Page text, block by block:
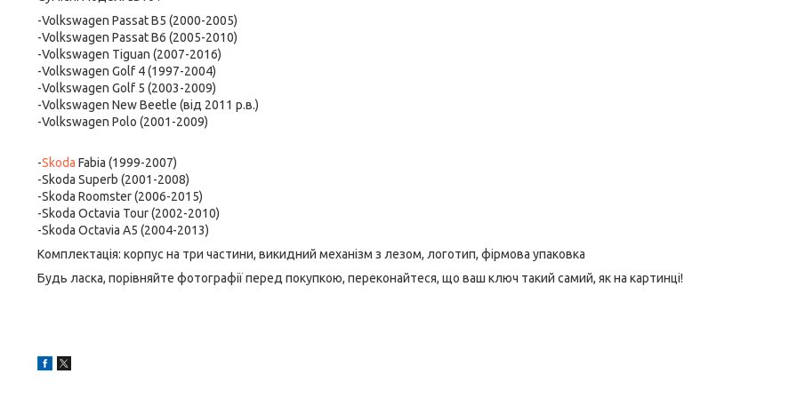
-Volkswagen Passat B5 (2000-2005)
-Volkswagen Passat B6 (2005-2010)
-Volkswagen Tiguan (2007-2016)
-Volkswagen Golf 4 (1997-2004)
-Volkswagen Golf 5 (2003-2009)
-Volkswagen New Beetle (від 2011 р.в.)
-Volkswagen Polo (2001-2009)
-Skoda Fabia (1999-2007)
-Skoda Superb (2001-2008)
-Skoda Roomster (2006-2015)
-Skoda Octavia Tour (2002-2010)
-Skoda Octavia A5 (2004-2013)
Комплектація: корпус на три частини, викидний механізм з лезом, логотип, фірмова упаковка
Будь ласка, порівняйте фотографії перед покупкою, переконайтеся, що ваш ключ такий самий, як на картинці!